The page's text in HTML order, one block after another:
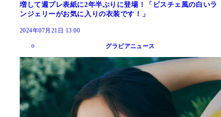
増して週プレ表紙に2年半ぶりに登場！「ビスチェ風の白いラ
ンジェリーがお気に入りの衣装です！」
2024年07月21日 13:00
グラビアニュース